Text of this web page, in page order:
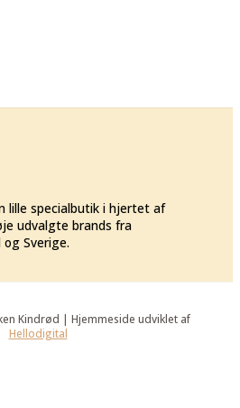
lille specialbutik i hjertet af
udvalgte brands fra
Sverige.
Kindrød | Hjemmeside udviklet af
Hellodigital